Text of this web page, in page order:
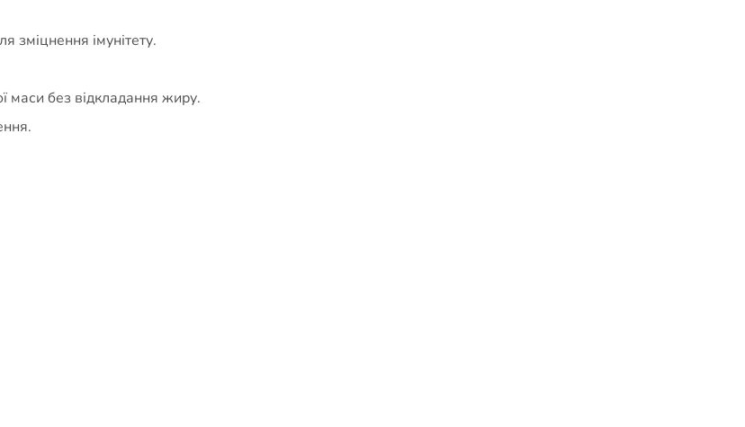
зміцнення імунітету.
маси без відкладання жиру.